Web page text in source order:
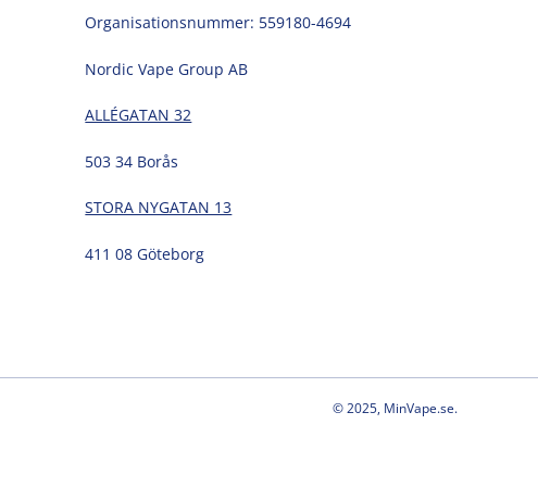
Organisationsnummer: 559180-4694
Nordic Vape Group AB
ALLÉGATAN 32
503 34 Borås
STORA NYGATAN 13
411 08 Göteborg
© 2025, MinVape.se.